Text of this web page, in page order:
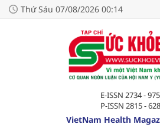
Thứ Sáu 07/08/2026 00:14
E-ISSN 2734 -
P-ISSN 2815 -
VietNam Health